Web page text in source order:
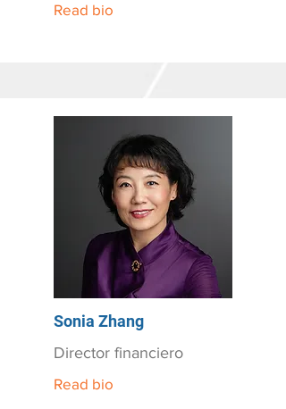
Read bio
Sonia Zhang
Director financiero
Read bio